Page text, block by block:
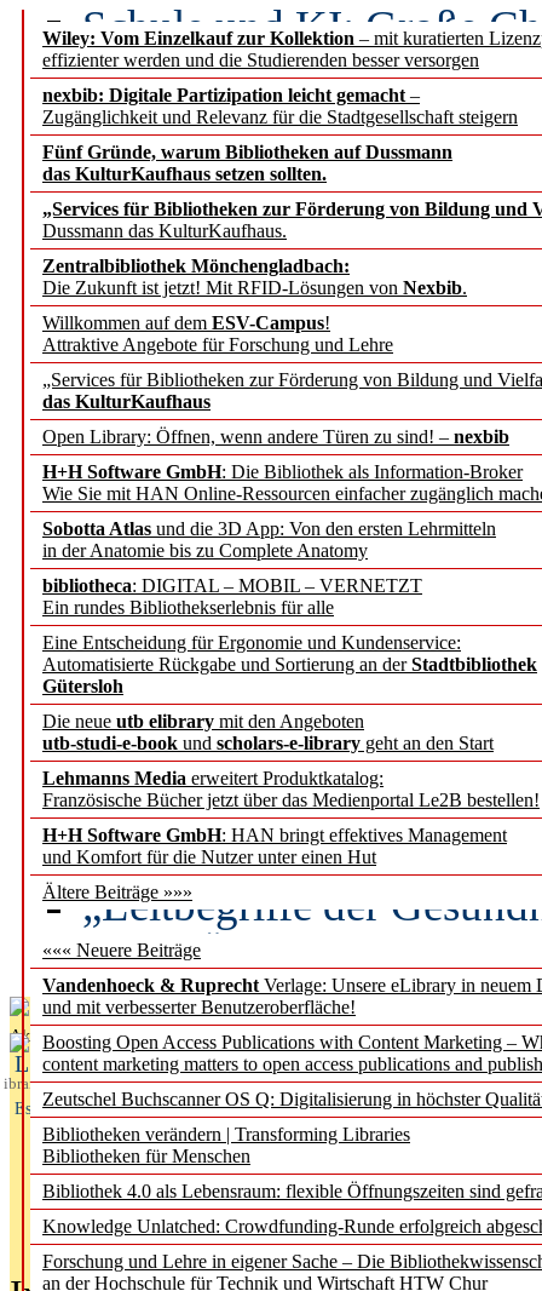
Wiley: Vom Einzelkauf zur Kollektion – mit kuratierten
effizienter werden und die Studierenden besser versorgen
nexbib: Digitale Partizipation leicht gemacht –
Zugänglichkeit und Relevanz für die Stadtgesellschaft steigern
Fünf Gründe, warum Bibliotheken auf Dussmann
das KulturKaufhaus setzen sollten.
„Services für Bibliotheken zur Förderung von Bildung und
Dussmann das KulturKaufhaus.
Zentralbibliothek Mönchengladbach:
Die Zukunft ist jetzt! Mit RFID-Lösungen von Nexbib.
Willkommen auf dem ESV-Campus!
Attraktive Angebote für Forschung und Lehre
„Services für Bibliotheken zur Förderung von Bildung und
das KulturKaufhaus
Open Library: Öffnen, wenn andere Türen zu sind! – nexbib
H+H Software GmbH: Die Bibliothek als Information-Broker
Wie Sie mit HAN Online-Ressourcen einfacher zugänglich
Sobotta Atlas und die 3D App: Von den ersten Lehrmitteln
in der Anatomie bis zu Complete Anatomy
bibliotheca: DIGITAL – MOBIL – VERNETZT
Ein rundes Bibliothekserlebnis für alle
Eine Entscheidung für Ergonomie und Kundenservice:
Automatisierte Rückgabe und Sortierung an derStadtbibliothek
Gütersloh
Die neue utb elibrary mit den Angeboten
utb-studi-e-book und scholars-e-library geht an den Start
Lehmanns Media erweitert Produktkatalog:
Französische Bücher jetzt über das Medienportal Le2B bestellen!
H+H Software GmbH: HAN bringt effektives Management
und Komfort für die Nutzer unter einen Hut
Ältere Beiträge »»»
««« Neuere Beiträge
Vandenhoeck & Ruprecht Verlage: Unsere eLibrary in neuem
und mit verbesserter Benutzeroberfläche!
Boosting Open Access Publications with Content Marketing –
content marketing matters to open access publications and
Zeutschel Buchscanner OS Q: Digitalisierung in höchster
Bibliotheken verändern | Transforming Libraries
Bibliotheken für Menschen
Bibliothek 4.0 als Lebensraum: flexible Öffnungszeiten sind
Knowledge Unlatched: Crowdfunding-Runde erfolgreich
Forschung und Lehre in eigener Sache – Die
an der Hochschule für Technik und Wirtschaft HTW Chur
Schule und KI: Große
Voraussetzungen
Erfolgreiches erstes
Segment Research –
angepasst
konstruktiv!
Mohr Siebeck
und die Zeitschrift für
Francke Attempto
EBSCO Information
Recherchefunktionen in
Sorbisches Institut neu
Geschichte und
Künstliche Intelligenz
besser zu verstehen
„Leitbegriffe der
des BIÖG erscheinen
Aktuelles aus
L
ibrary
Essentials